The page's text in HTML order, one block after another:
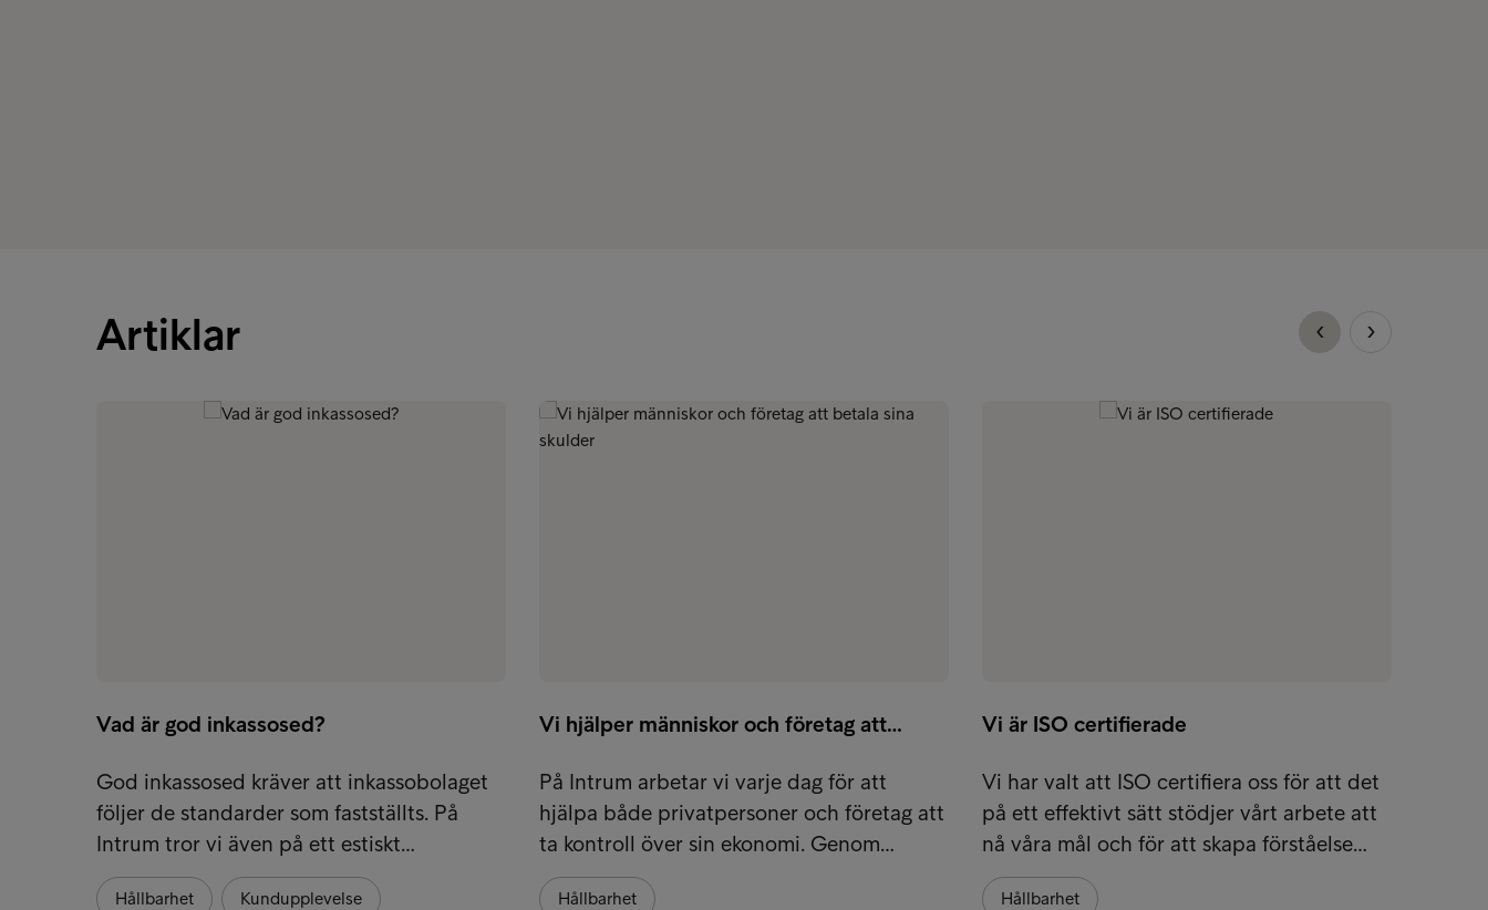
Artiklar
Vad är god inkassosed?
God inkassosed kräver att inkassobolaget
följer de standarder som fastställts. På
Intrum tror vi även på ett estiskt…
Hållbarhet Kundupplevelse
Vi hjälper människor och företag att…
På Intrum arbetar vi varje dag för att
hjälpa både privatpersoner och företag att
ta kontroll över sin ekonomi. Genom…
Hållbarhet
Vi är ISO certifierade
Vi har valt att ISO certifiera oss för att det
på ett effektivt sätt stödjer vårt arbete att
nå våra mål och för att skapa förståelse…
Hållbarhet